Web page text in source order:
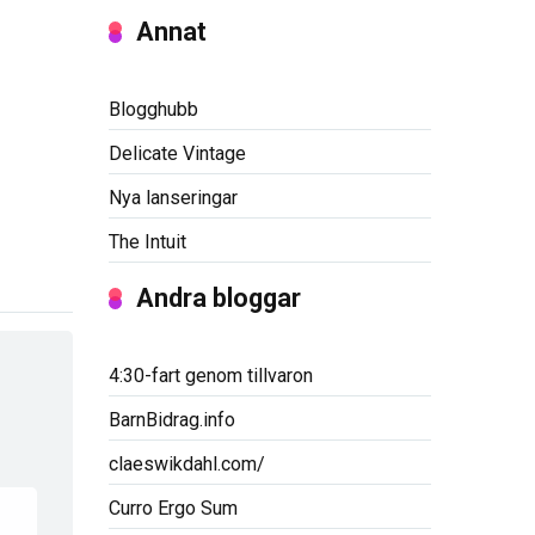
Annat
Blogghubb
Delicate Vintage
Nya lanseringar
The Intuit
Andra bloggar
4:30-fart genom tillvaron
BarnBidrag.info
claeswikdahl.com/
Curro Ergo Sum